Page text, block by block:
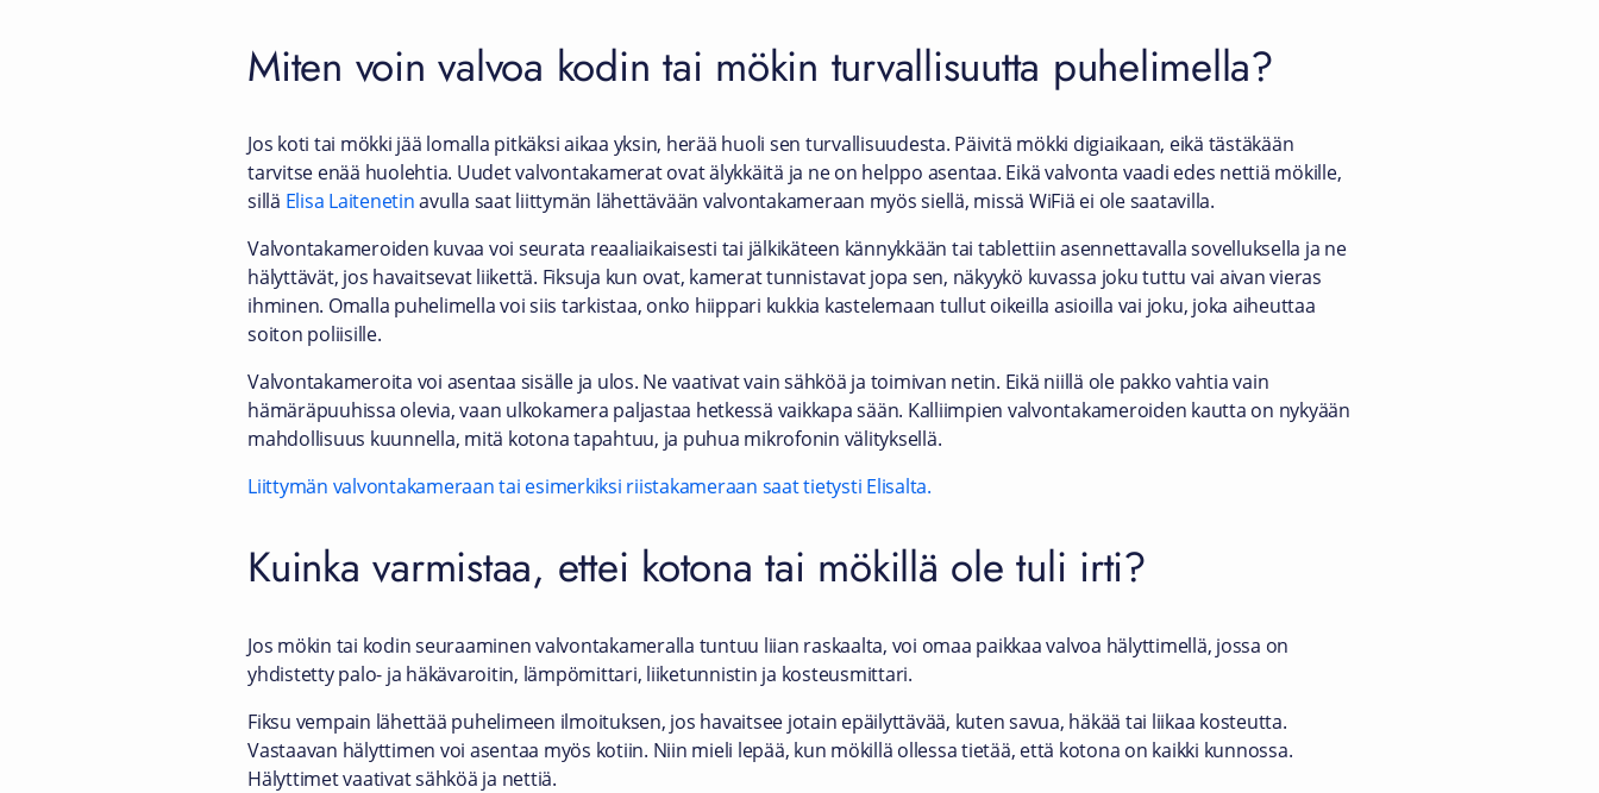
Miten voin valvoa kodin tai mökin turvallisuutta puhelimella?
Jos koti tai mökki jää lomalla pitkäksi aikaa yksin, herää huoli sen turvallisuudesta. Päivitä mökki digiaikaan, eikä tästäkään
tarvitse enää huolehtia. Uudet valvontakamerat ovat älykkäitä ja ne on helppo asentaa. Eikä valvonta vaadi edes nettiä mökille,
sillä Elisa Laitenetinavulla saat liittymän lähettävään valvontakameraan myös siellä, missä WiFiä ei ole saatavilla.
Valvontakameroiden kuvaa voi seurata reaaliaikaisesti tai jälkikäteen kännykkään tai tablettiin asennettavalla sovelluksella ja ne
hälyttävät, jos havaitsevat liikettä. Fiksuja kun ovat, kamerat tunnistavat jopa sen, näkyykö kuvassa joku tuttu vai aivan vieras
ihminen. Omalla puhelimella voi siis tarkistaa, onko hiippari kukkia kastelemaan tullut oikeilla asioilla vai joku, joka aiheuttaa
soiton poliisille.
Valvontakameroita voi asentaa sisälle ja ulos. Ne vaativat vain sähköä ja toimivan netin. Eikä niillä ole pakko vahtia vain
hämäräpuuhissa olevia, vaan ulkokamera paljastaa hetkessä vaikkapa sään. Kalliimpien valvontakameroiden kautta on nykyään
mahdollisuus kuunnella, mitä kotona tapahtuu, ja puhua mikrofonin välityksellä.
Liittymän valvontakameraan tai esimerkiksi riistakameraan saat tietysti Elisalta.
Kuinka varmistaa, ettei kotona tai mökillä ole tuli irti?
Jos mökin tai kodin seuraaminen valvontakameralla tuntuu liian raskaalta, voi omaa paikkaa valvoa hälyttimellä, jossa on
yhdistetty palo- ja häkävaroitin, lämpömittari, liiketunnistin ja kosteusmittari.
Fiksu vempain lähettää puhelimeen ilmoituksen, jos havaitsee jotain epäilyttävää, kuten savua, häkää tai liikaa kosteutta.
Vastaavan hälyttimen voi asentaa myös kotiin. Niin mieli lepää, kun mökillä ollessa tietää, että kotona on kaikki kunnossa.
Hälyttimet vaativat sähköä ja nettiä.